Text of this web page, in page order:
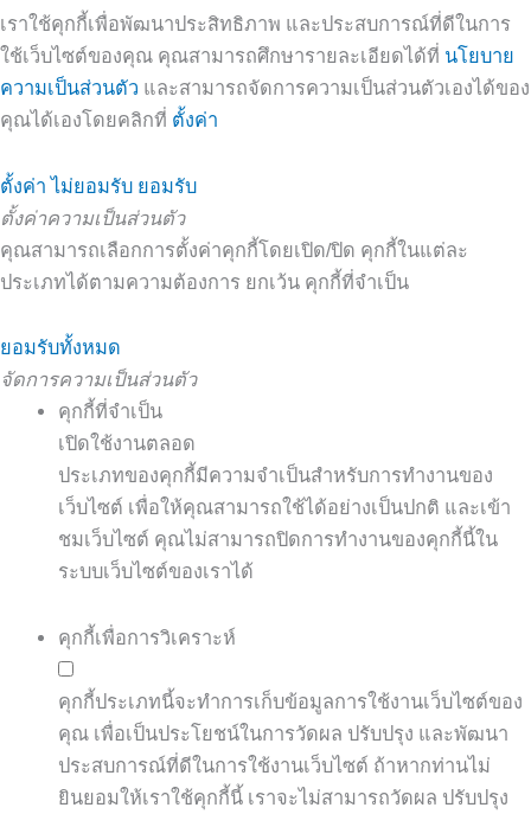
เราใช้คุกกี้เพื่อพัฒนาประสิทธิภาพ และประสบการณ์ที่ดีในการ
ใช้เว็บไซต์ของคุณ คุณสามารถศึกษารายละเอียดได้ที่ นโยบาย
ความเป็นส่วนตัว และสามารถจัดการความเป็นส่วนตัวเองได้ของ
คุณได้เองโดยคลิกที่ ตั้งค่า
ตั้งค่า ไม่ยอมรับ ยอมรับ
ตั้งค่าความเป็นส่วนตัว
คุณสามารถเลือกการตั้งค่าคุกกี้โดยเปิด/ปิด คุกกี้ในแต่ละ
ประเภทได้ตามความต้องการ ยกเว้น คุกกี้ที่จำเป็น
ยอมรับทั้งหมด
จัดการความเป็นส่วนตัว
คุกกี้ที่จำเป็น
เปิดใช้งานตลอด
ประเภทของคุกกี้มีความจำเป็นสำหรับการทำงานของ
เว็บไซต์ เพื่อให้คุณสามารถใช้ได้อย่างเป็นปกติ และเข้า
ชมเว็บไซต์ คุณไม่สามารถปิดการทำงานของคุกกี้นี้ใน
ระบบเว็บไซต์ของเราได้
คุกกี้เพื่อการวิเคราะห์
คุกกี้ประเภทนี้จะทำการเก็บข้อมูลการใช้งานเว็บไซต์ของ
คุณ เพื่อเป็นประโยชน์ในการวัดผล ปรับปรุง และพัฒนา
ประสบการณ์ที่ดีในการใช้งานเว็บไซต์ ถ้าหากท่านไม่
ยินยอมให้เราใช้คุกกี้นี้ เราจะไม่สามารถวัดผล ปรับปรุง